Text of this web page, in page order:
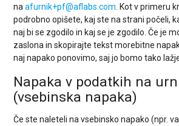
naafurnik+pf@aflabs.com. Kot v primeru
podrobno opišete, kaj ste na strani počeli,
naj bi se zgodilo in kaj se je zgodilo. Če je
zaslona in skopirajte tekst morebitne
naj napako ponovimo, saj jo bomo tako
Napaka v podatkih na
(vsebinska napaka)
Če ste naleteli na vsebinsko napako (npr.